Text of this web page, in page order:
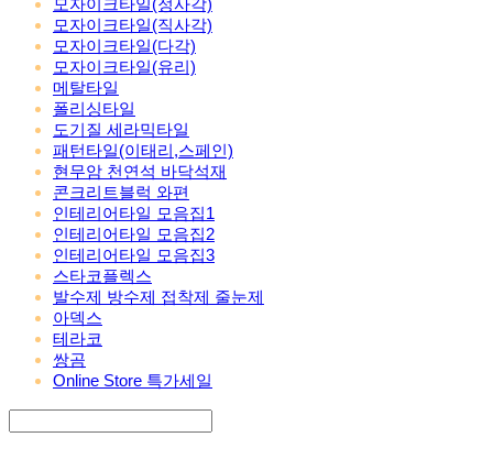
모자이크타일(정사각)
모자이크타일(직사각)
모자이크타일(다각)
모자이크타일(유리)
메탈타일
폴리싱타일
도기질 세라믹타일
패턴타일(이태리,스페인)
현무암 천연석 바닥석재
콘크리트블럭 와편
인테리어타일 모음집1
인테리어타일 모음집2
인테리어타일 모음집3
스타코플렉스
발수제 방수제 접착제 줄눈제
아덱스
테라코
쌍곰
Online Store 특가세일